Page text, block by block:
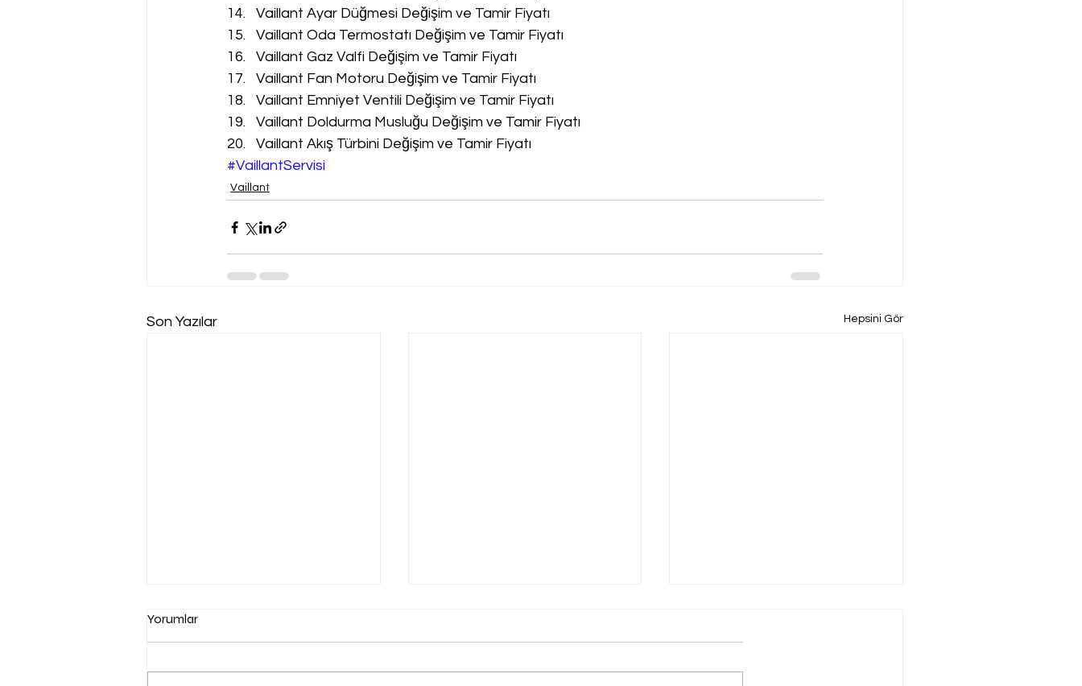
Vaillant Ayar Düğmesi Değişim ve Tamir Fiyatı
Vaillant Oda Termostatı Değişim ve Tamir Fiyatı
Vaillant Gaz Valfi Değişim ve Tamir Fiyatı
Vaillant Fan Motoru Değişim ve Tamir Fiyatı
Vaillant Emniyet Ventili Değişim ve Tamir Fiyatı
Vaillant Doldurma Musluğu Değişim ve Tamir Fiyatı
Vaillant Akış Türbini Değişim ve Tamir Fiyatı
#VaillantServisi
Vaillant
Son Yazılar Hepsini Gör
Yorumlar